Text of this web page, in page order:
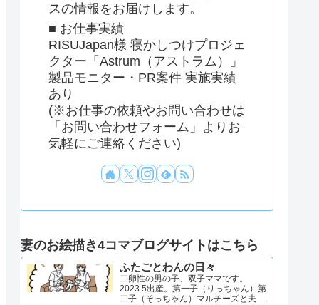
スの情報をお届けします。
■ お仕事実績
RISUJapan様 寝かしつけプロジェ
クター「Astrum（アストラム）」
製品モニター・PR案件 実施実績
あり
(※お仕事の依頼やお問い合わせは
「お問い合わせフォーム」よりお
気軽にご連絡ください)
妻のお絵描き4コマブログサイトはこちら
ふたごとわんの日々
二卵性の男の子、双子ママです。
2023.5出産。第一子（りっちゃん）第
二子（そっちゃん）マルチーズと夫と